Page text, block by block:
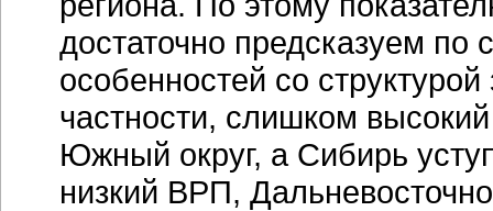
достаточно предсказуем по
особенностей со
частности, слишком
Южный округ, а Сибирь
низкий ВРП,